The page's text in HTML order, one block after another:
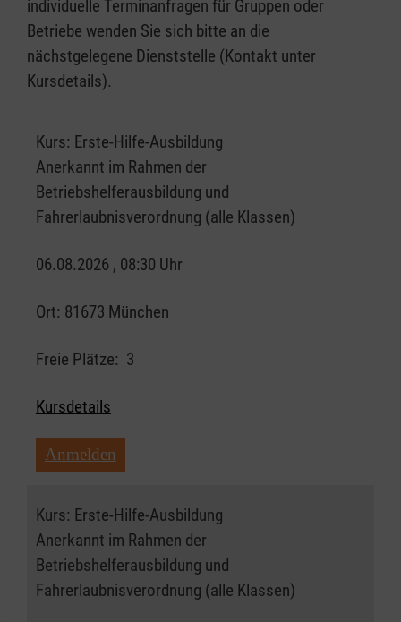
individuelle Terminanfragen für Gruppen oder
Betriebe wenden Sie sich bitte an die
nächstgelegene Dienststelle (Kontakt unter
Kursdetails).
Kurs: Erste-Hilfe-Ausbildung
Anerkannt im Rahmen der
Betriebshelferausbildung und
Fahrerlaubnisverordnung (alle Klassen)
06.08.2026 , 08:30 Uhr
Ort: 81673 München
Freie Plätze: 3
Kursdetails
Anmelden
Kurs: Erste-Hilfe-Ausbildung
Anerkannt im Rahmen der
Betriebshelferausbildung und
Fahrerlaubnisverordnung (alle Klassen)